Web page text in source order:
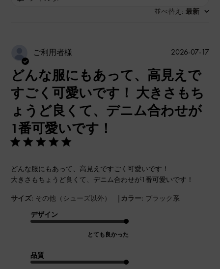
並べ替え : 最新
ご利用者様
どんな服にもあって、高見えで
すごく可愛いです！ 大きさもち
ょうど良くて、デニム合わせが
1番可愛いです！
どんな服にもあって、高見えですごく可愛いです！
大きさもちょうど良くて、デニム合わせが1番可愛いです！
サイズ: その他（シューズ以外） | カラー: ブラック系
デザイン
とても良かった
品質
公
2026-07-17